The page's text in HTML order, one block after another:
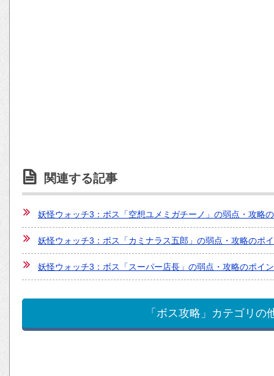
関連する記事
妖怪ウォッチ3：ボス「空想ユメミガチーノ」の弱点・攻略
妖怪ウォッチ3：ボス「カミナラス五郎」の弱点・攻略のポ
妖怪ウォッチ3：ボス「スーパー店長」の弱点・攻略のポイ
「ボス攻略」カテゴリの